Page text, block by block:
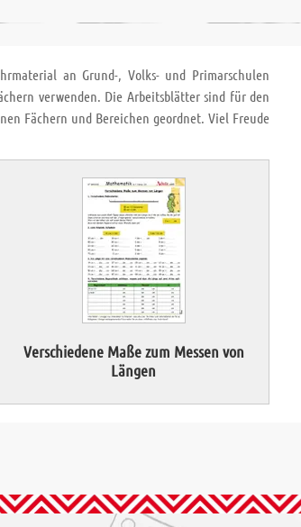
an Grund-, Volks- und Primarschulen
verwenden. Die Arbeitsblätter sind für den
Fächern und Bereichen geordnet. Viel Freude
Verschiedene Maße zum Messen von
Längen